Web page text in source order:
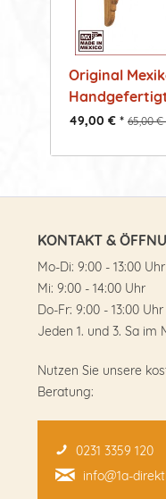
Original
49,00 € * 65,00 €
KONTAKT &
Mo-Di: 9:00 - 13:00
Mi: 9:00 - 14:00 Uhr
Do-Fr: 9:00 - 13:00
Jeden 1. und 3. Sa im
Nutzen Sie unsere
Beratung:
0231 3359 120
info@1a-